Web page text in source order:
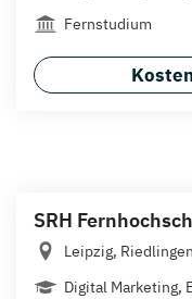
Fernstudium
SRH
Leipzig,
Digital Marketing,